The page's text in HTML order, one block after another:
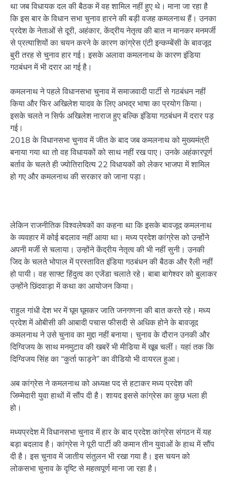
था जब विधायक दल की बैठक में वह शामिल नहीं हुए थे। माना जा रहा है
कि इस बार के विधान सभा चुनाव हारने की बड़ी वजह कमलनाथ हैं। उनका
प्रदेश के नेताओं से दूरी, अहंकार, केंद्रीय नेतृत्व की बात न मानकर मनमर्जी
से प्रत्याशियों का चयन करने के कारण कांग्रेस एंटी इन्कम्बेंसी के बावजूद
बुरी तरह से चुनाव हार गई। इसके अलावा कमलनाथ के कारण इंडिया
गठबंधन में भी दरार आ गई है।
कमलनाथ ने पहले विधानसभा चुनाव में समाजवादी पार्टी से गठबंधन नहीं
किया और फिर अखिलेश यादव के लिए अभद्र भाषा का प्रयोग किया।
इसके चलते न सिर्फ अखिलेश नाराज हुए बल्कि इंडिया गठबंधन में दरार पड़
गई।
2018 के विधानसभा चुनाव में जीत के बाद जब कमलनाथ को मुख्यमंत्री
बनाया गया था तो वह विधायकों को साथ नहीं रख पाए। उनके अहंकारपूर्ण
बर्ताव के चलते ही ज्योतिरादित्य 22 विधायकों को लेकर भाजपा में शामिल
हो गए और कमलनाथ की सरकार को जाना पड़ा।
लेकिन राजनीतिक विश्वलेषकों का कहना था कि इसके बावजूद कमलनाथ
के व्यवहार में कोई बदलाव नहीं आया था। मध्य प्रदेश कांग्रेस को उन्होंने
अपनी मर्जी से चलाया। उन्होंने केंद्रीय नेतृत्व की भी नहीं सुनी। उनकी
जिद के चलते भोपाल में प्रस्तावित इंडिया गठबंधन की बैठक और रैली नहीं
हो पायी। वह साफ्ट हिंदुत्व का एजेंडा चलाते रहे। बाबा बागेश्वर को बुलाकर
उन्होंने छिंदवाड़ा में कथा का आयोजन किया।
राहुल गांधी देश भर में घूम घूमकर जाति जनगणना की बात करते रहे। मध्य
प्रदेश में ओबीसी की आबादी पचास फीसदी से अधिक होने के बावजूद
कमलनाथ ने उसे चुनाव का मुद्दा नहीं बनाया। चुनाव के दौरान उनकी और
दिग्विजय के साथ मनमुटाव की खबरें भी मीडिया में खूब चलीं। यहां तक कि
दिग्विजय सिंह का “कुर्ता फाड़ने” का वीडियो भी वायरल हुआ।
अब कांग्रेस ने कमलनाथ को अध्यक्ष पद से हटाकर मध्य प्रदेश की
जिम्मेदारी युवा हाथों में सौंप दी है। शायद इससे कांग्रेस का कुछ भला ही
हो।
मध्यप्रदेश में विधानसभा चुनाव में हार के बाद प्रदेश कांग्रेस संगठन में यह
बड़ा बदलाव है। कांग्रेस ने पूरी पार्टी की कमान तीन युवाओं के हाथ में सौंप
दी है। इस चुनाव में जातीय संतुलन भी रखा गया है। इस चयन को
लोकसभा चुनाव के दृष्टि से महत्वपूर्ण माना जा रहा है।